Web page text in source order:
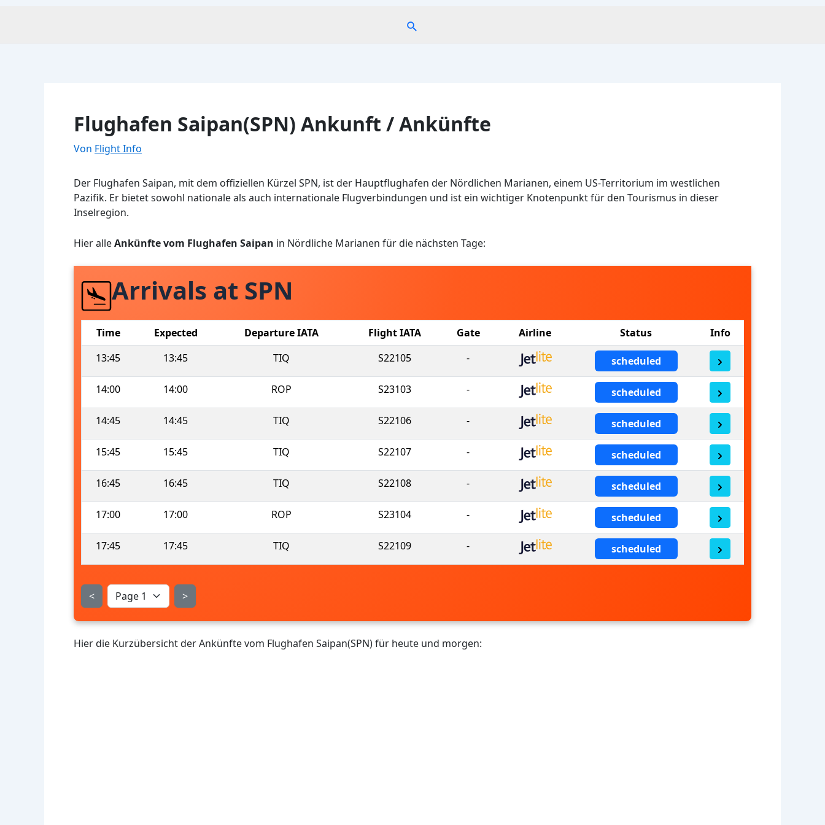
Suche
Flughafen Saipan(SPN) Ankunft / Ankünfte
Von Flight Info
Der Flughafen Saipan, mit dem offiziellen Kürzel SPN, ist der Hauptflughafen der Nördlichen Marianen, einem US-Territorium im westlichen
Pazifik. Er bietet sowohl nationale als auch internationale Flugverbindungen und ist ein wichtiger Knotenpunkt für den Tourismus in dieser
Inselregion.
Hier alleAnkünfte vom Flughafen Saipan in Nördliche Marianen für die nächsten Tage:
Arrivals at SPN
Time Expected Departure IATA Flight IATA Gate Airline Status
Info
13:45
13:45 TIQ S22105 - scheduled
14:00 14:00 ROP S23103 - scheduled
14:45 14:45 TIQ S22106 - scheduled
15:45 15:45 TIQ S22107 - scheduled
16:45 16:45 TIQ S22108 - scheduled
17:00 17:00 ROP S23104 - scheduled
17:45 17:45 TIQ S22109 - scheduled
< >
Hier die Kurzübersicht der Ankünfte vom Flughafen Saipan(SPN) für heute und morgen: